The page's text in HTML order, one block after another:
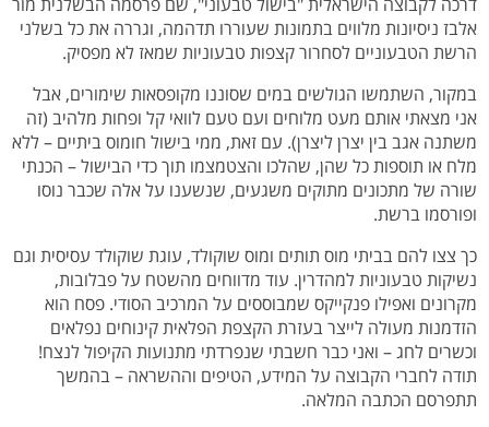
אלבז ניסיונות מלווים בתמונות שעוררו תדהמה, וגררה את כל בשלני
הרשת הטבעוניים לסחרור קצפות טבעוניות שמאז לא מפסיק.
במקור, השתמשו הגולשים במים שסוננו מקופסאות שימורים, אבל
אני מצאתי אותם מעט מלוחים ועם טעם לוואי קל ופחות מלהיב (זה
משתנה אגב בין יצרן ליצרן). עם זאת, ממי בישול חומוס ביתיים – ללא
מלח או תוספות כל שהן, שהלכו והצטמצמו תוך כדי הבישול – הכנתי
שורה של מתכונים מתוקים משגעים, שנשענו על אלה שכבר נוסו
ופורסמו ברשת.
כך צצו להם בביתי מוס תותים ומוס שוקולד, עוגת שוקולד עסיסית וגם
נשיקות טבעוניות למהדרין. עוד מדווחים מהשטח על פבלובות,
מקרונים ואפילו פנקייקס שמבוססים על המרכיב הסודי. פסח הוא
הזדמנות מעולה לייצר בעזרת הקצפת הפלאית קינוחים נפלאים
וכשרים לחג – ואני כבר חשבתי שנפרדתי מתנועות הקיפול לנצח!
תודה לחברי הקבוצה על המידע, הטיפים וההשראה – בהמשך
תתפרסם הכתבה המלאה.